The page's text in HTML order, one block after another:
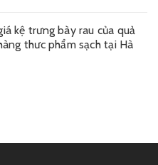
kệ trưng bày rau của quả
thưc phẩm sạch tại Hà